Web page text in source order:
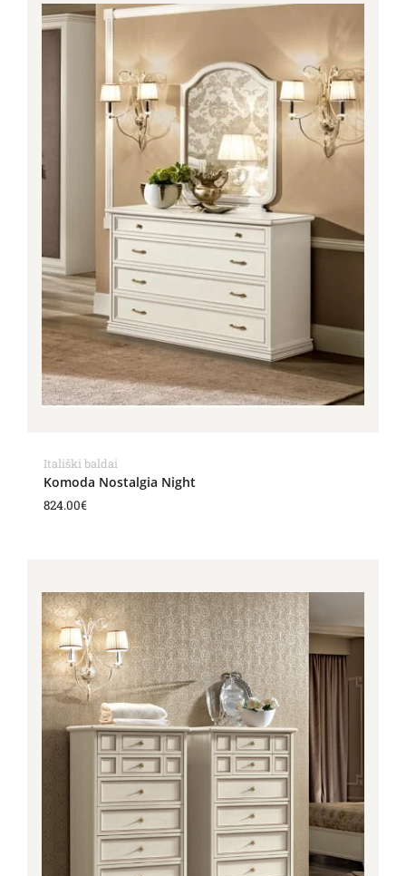
Itališki baldai
Komoda Nostalgia Night
824.00€